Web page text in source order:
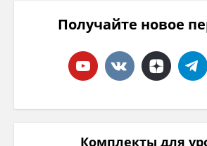
Получайте новое
Комплекты для